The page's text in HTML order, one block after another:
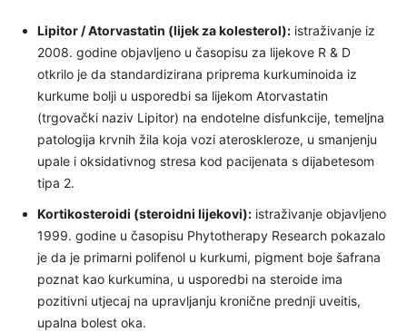
Lipitor / Atorvastatin (lijek za kolesterol): istraživanje iz
2008. godine objavljeno u časopisu za lijekove R & D
otkrilo je da standardizirana priprema kurkuminoida iz
kurkume bolji u usporedbi sa lijekom Atorvastatin
(trgovački naziv Lipitor) na endotelne disfunkcije, temeljna
patologija krvnih žila koja vozi ateroskleroze, u smanjenju
upale i oksidativnog stresa kod pacijenata s dijabetesom
tipa 2.
Kortikosteroidi (steroidni lijekovi): istraživanje objavljeno
1999. godine u časopisu Phytotherapy Research pokazalo
je da je primarni polifenol u kurkumi, pigment boje šafrana
poznat kao kurkumina, u usporedbi na steroide ima
pozitivni utjecaj na upravljanju kronične prednji uveitis,
upalna bolest oka.